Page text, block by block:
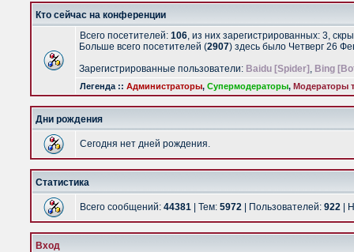
Кто сейчас на конференции
Всего посетителей: 106, из них зарегистрированных: 3,
Больше всего посетителей (2907) здесь было Четверг 26
Зарегистрированные пользователи: Baidu [Spider] , Bing
Легенда :: Администраторы, Супермодераторы, Модераторы
Дни рождения
Сегодня нет дней рождения.
Статистика
Всего сообщений: 44381 | Тем: 5972 | Пользователей: 922 |
Вход